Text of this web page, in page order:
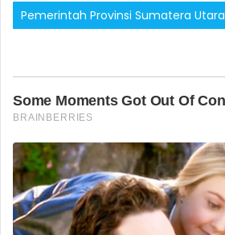
Pemerintah Provinsi Sumatera Utara